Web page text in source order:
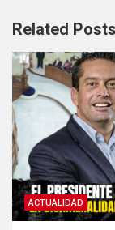
Related Posts
ACTUALIDAD